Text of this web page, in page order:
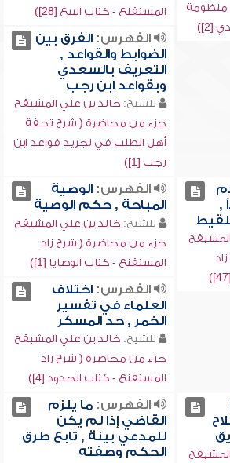
منظومة
[2])
المستقنع - كتاب البيع [28])
الفهرس:الفرق بين
الضوابط والقواعد ,
التعريف بالسعدي
وبقواعد ابن رجب
للشيخ: خالد بن علي المشيقح
جزء من محاضرة ( شرح تحفة
أهل الطلب في تجريد قواعد ابن
رجب [1])
,
الفهرس:الوصية
المباحة , حكم الوصية
للشيخ: خالد بن علي المشيقح
جزء من محاضرة ( شرح زاد
المستقنع - كتاب الوصايا [1])
الفهرس:اختلاف
العلماء في تفسير
الخمر , حد المسكر
للشيخ: خالد بن علي المشيقح
جزء من محاضرة ( شرح زاد
المستقنع - كتاب الحدود [4])
الفهرس:ما يلزم
القاضي إذا لم يكن
للمدعي بينة , تابع طرق
الحكم وصفته